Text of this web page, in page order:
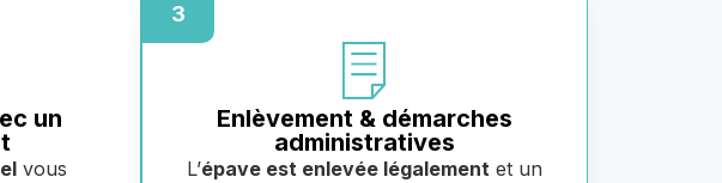
un
vous
3
Enlèvement & démarches
administratives
L’épave est enlevée légalementet un